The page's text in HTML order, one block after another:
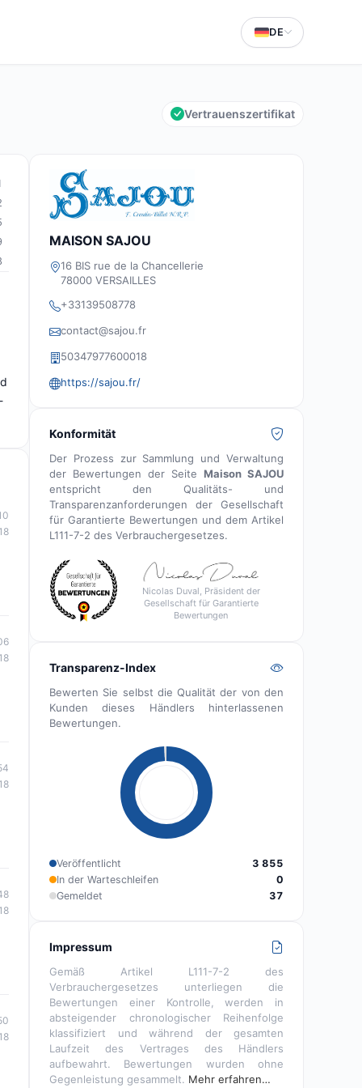
DE
Vertrauenszertifikat
MAISON SAJOU
16 BIS rue de la Chancellerie
78000 VERSAILLES
+33139508778
contact@sajou.fr
50347977600018
https://sajou.fr/
Konformität
Der Prozess zur Sammlung und Verwaltung
der Bewertungen der Seite Maison SAJOU
entspricht den Qualitäts- und
Transparenzanforderungen der Gesellschaft
für Garantierte Bewertungen und dem Artikel
L111-7-2 des Verbrauchergesetzes.
Nicolas Duval, Präsident der
Gesellschaft für Garantierte
Bewertungen
Transparenz-Index
Bewerten Sie selbst die Qualität der von den
Kunden dieses Händlers hinterlassenen
Bewertungen.
Veröffentlicht
3 855
In der Warteschleifen
0
Gemeldet
37
Impressum
Gemäß Artikel L111-7-2 des
Verbrauchergesetzes unterliegen die
Bewertungen einer Kontrolle, werden in
absteigender chronologischer Reihenfolge
klassifiziert und während der gesamten
Laufzeit des Vertrages des Händlers
aufbewahrt. Bewertungen wurden ohne
Gegenleistung gesammelt. Mehr erfahren…